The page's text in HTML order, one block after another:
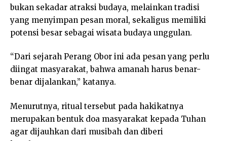
bukan sekadar atraksi budaya, melainkan tradisi
yang menyimpan pesan moral, sekaligus memiliki
potensi besar sebagai wisata budaya unggulan.
“Dari sejarah Perang Obor ini ada pesan yang perlu
diingat masyarakat, bahwa amanah harus benar-
benar dijalankan,” katanya.
Menurutnya, ritual tersebut pada hakikatnya
merupakan bentuk doa masyarakat kepada Tuhan
agar dijauhkan dari musibah dan diberi